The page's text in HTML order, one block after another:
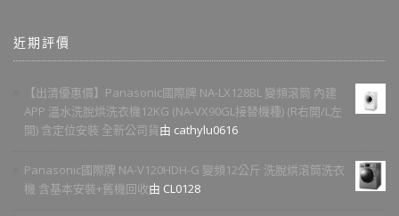
近期評價
【出清優惠價】Panasonic國際牌 NA-LX128BL 變頻滾筒 內建
APP 溫水洗脫烘洗衣機12KG (NA-VX90GL接替機種) (R右開/L左
開) 含定位安裝 全新公司貨由 cathylu0616
Panasonic國際牌 NA-V120HDH-G 變頻12公斤 洗脫烘滾筒洗衣
機 含基本安裝+舊機回收由 CL0128